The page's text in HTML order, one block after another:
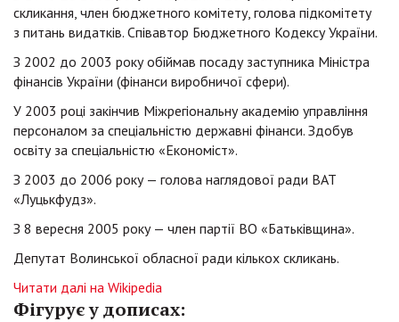
скликання, член бюджетного комітету, голова підкомітету
з питань видатків. Співавтор Бюджетного Кодексу України.
З 2002 до 2003 року обіймав посаду заступника Міністра
фінансів України (фінанси виробничої сфери).
У 2003 році закінчив Міжрегіональну академію управління
персоналом за спеціальністю державні фінанси. Здобув
освіту за спеціальністю «Економіст».
З 2003 до 2006 року — голова наглядової ради ВАТ
«Луцькфудз».
З 8 вересня 2005 року — член партії ВО «Батьківщина».
Депутат Волинської обласної ради кількох скликань.
Читати далі на Wikipedia
Фігурує у дописах: